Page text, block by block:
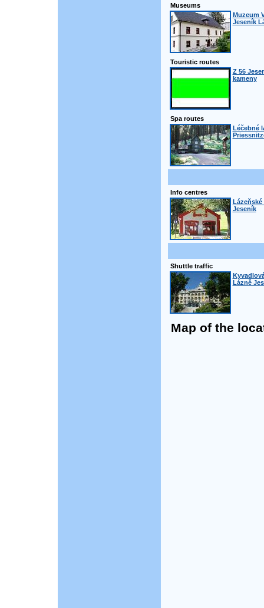
Museums
Muzeum
Jeseník
Touristic routes
Z 56
kameny
Spa routes
Léčebné
Info centres
Jeseník
Shuttle traffic
Lázně
Map of the